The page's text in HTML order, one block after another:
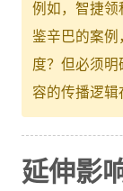
例如，智捷领
鉴辛巴的案例
度？但必须
容的传播逻辑
延伸影